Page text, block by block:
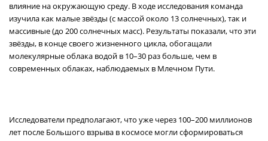
влияние на окружающую среду. В ходе исследования команда
изучила как малые звёзды (с массой около 13 солнечных), так и
массивные (до 200 солнечных масс). Результаты показали, что эти
звёзды, в конце своего жизненного цикла, обогащали
молекулярные облака водой в 10–30 раз больше, чем в
современных облаках, наблюдаемых в Млечном Пути.
Исследователи предполагают, что уже через 100–200 миллионов
лет после Большого взрыва в космосе могли сформироваться